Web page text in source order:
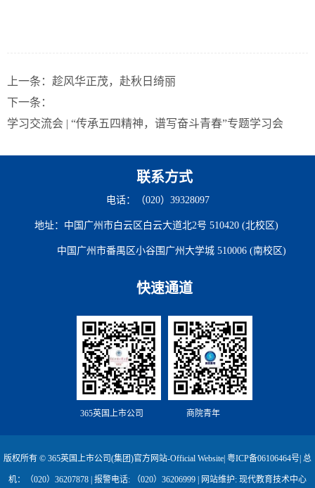
上一条： 趁风华正茂，赴秋日绮丽
下一条：
学习交流会 | “传承五四精神，谱写奋斗青春”专题学习会
联系方式
电话：（020）39328097
地址：中国广州市白云区白云大道北2号 510420 (北校区)
中国广州市番禺区小谷围广州大学城 510006 (南校区)
快速通道
365英国上市公司 商院青年
版权所有 © 365英国上市公司(集团)官方网站-Official Website| 粤ICP备06106464号 | 总
机：（020）36207878 | 报警电话: （020）36206999 | 网站维护: 现代教育技术中心